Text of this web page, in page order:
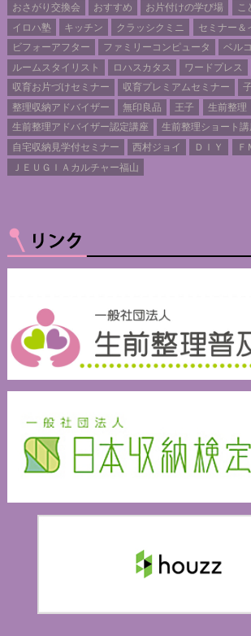
おさがり交換会 おすすめ お片付けの学び場 こ
イロハ塾
キッチン クラッシクミニ
セミナー＆
ビフォーアフター
ファミリーコンピュータ
ベル
ルームスタイリスト
ロハスカタス ワードプレス
収育お片づけセミナー
収育プレミアムセミナー
整理収納アドバイザー
無印良品 王子
生前整理
生前整理アドバイザー認定講座
生前整理ショート講
自宅収納見学付セミナー
西村ジョイ ＤＩＹ
Ｆ
ＪＥＵＧＩＡカルチャー福山